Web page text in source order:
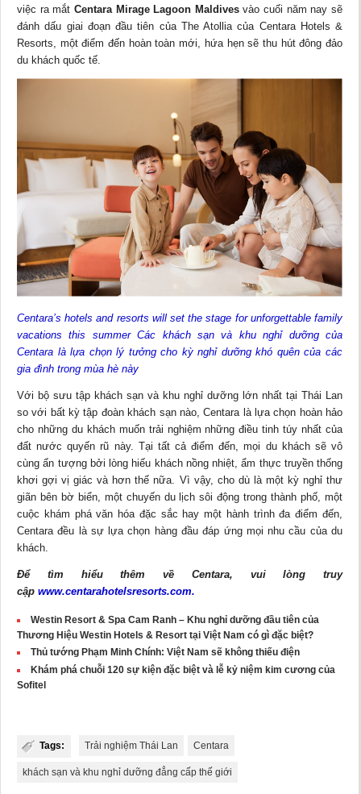
việc ra mắt Centara Mirage Lagoon Maldivesvào cuối năm nay sẽ
đánh dấu giai đoạn đầu tiên của The Atollia của Centara Hotels &
Resorts, một điểm đến hoàn toàn mới, hứa hẹn sẽ thu hút đông đảo
du khách quốc tế.
Centara’s hotels and resorts will set the stage for unforgettable family
vacations this summer Các khách sạn và khu nghỉ dưỡng của
Centara là lựa chọn lý tưởng cho kỳ nghỉ dưỡng khó quên của các
gia đình trong mùa hè này
Với bộ sưu tập khách sạn và khu nghỉ dưỡng lớn nhất tại Thái Lan
so với bất kỳ tập đoàn khách sạn nào, Centara là lựa chọn hoàn hảo
cho những du khách muốn trải nghiệm những điều tinh túy nhất của
đất nước quyến rũ này. Tại tất cả điểm đến, mọi du khách sẽ vô
cùng ấn tượng bởi lòng hiếu khách nồng nhiệt, ẩm thực truyền thống
khơi gợi vị giác và hơn thế nữa. Vì vậy, cho dù là một kỳ nghỉ thư
giãn bên bờ biển, một chuyến du lịch sôi động trong thành phố, một
cuộc khám phá văn hóa đặc sắc hay một hành trình đa điểm đến,
Centara đều là sự lựa chọn hàng đầu đáp ứng mọi nhu cầu của du
khách.
Để tìm hiểu thêm về Centara, vui lòng truy
cập www.centarahotelsresorts.com.
Westin Resort & Spa Cam Ranh – Khu nghỉ dưỡng đầu tiên của
Thương Hiệu Westin Hotels & Resort tại Việt Nam có gì đặc biệt?
Thủ tướng Phạm Minh Chính: Việt Nam sẽ không thiếu điện
Khám phá chuỗi 120 sự kiện đặc biệt và lễ kỷ niệm kim cương của
Sofitel
Tags: Trải nghiệm Thái Lan Centara
khách sạn và khu nghỉ dưỡng đẳng cấp thế giới